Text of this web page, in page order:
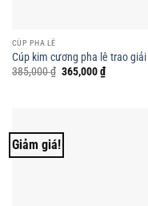
CÚP PHA LÊ
Cúp kim cương pha lê trao giải
385,000₫ Giá
365,000₫Giá
hiện
Giảm giá!